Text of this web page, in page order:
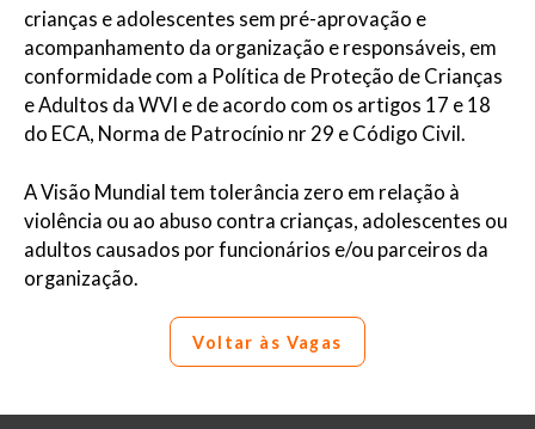
crianças e adolescentes sem pré-aprovação e
acompanhamento da organização e responsáveis, em
conformidade com a Política de Proteção de Crianças
e Adultos da WVI e de acordo com os artigos 17 e 18
do ECA, Norma de Patrocínio nr 29 e Código Civil.
A Visão Mundial tem tolerância zero em relação à
violência ou ao abuso contra crianças, adolescentes ou
adultos causados por funcionários e/ou parceiros da
organização.
Voltar às Vagas